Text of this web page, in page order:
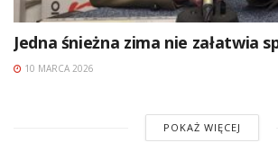
Jedna śnieżna zima nie załatwia
10 MARCA 2026
POKAŻ WIĘCEJ